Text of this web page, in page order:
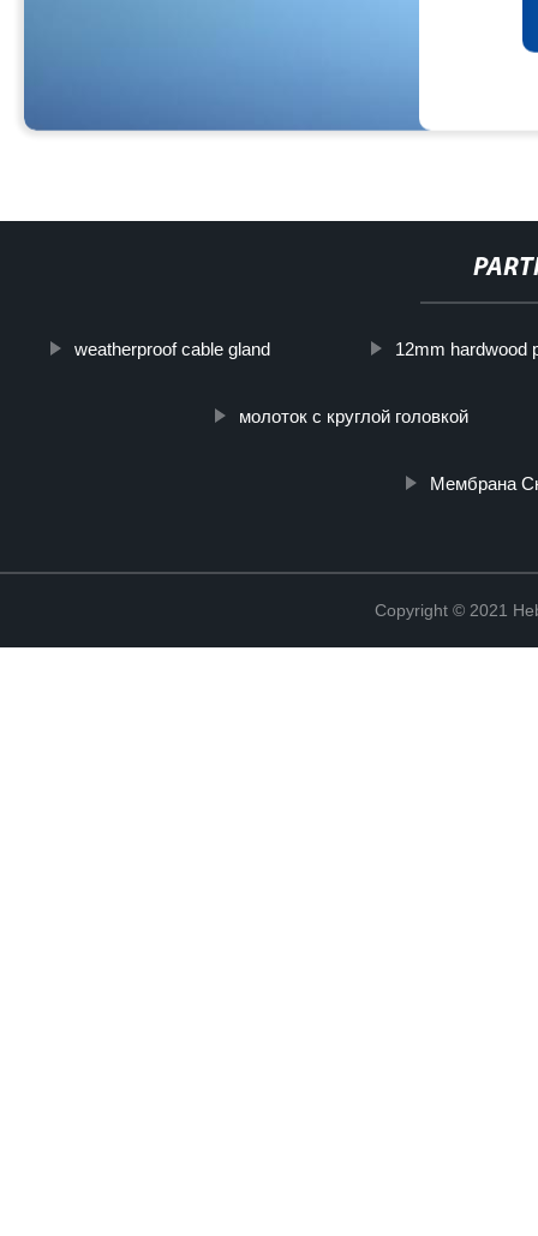
weatherproof cable gland 12mm hardwood
молоток с круглой головкой
Мембрана
Copyright © 2021